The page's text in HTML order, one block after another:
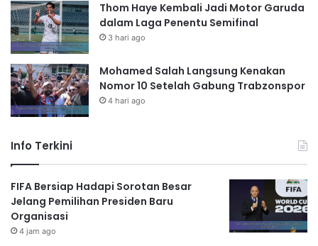
Thom Haye Kembali Jadi Motor Garuda
dalam Laga Penentu Semifinal
3 hari ago
Mohamed Salah Langsung Kenakan
Nomor 10 Setelah Gabung Trabzonspor
4 hari ago
Info Terkini
FIFA Bersiap Hadapi Sorotan Besar
Jelang Pemilihan Presiden Baru
Organisasi
4 jam ago